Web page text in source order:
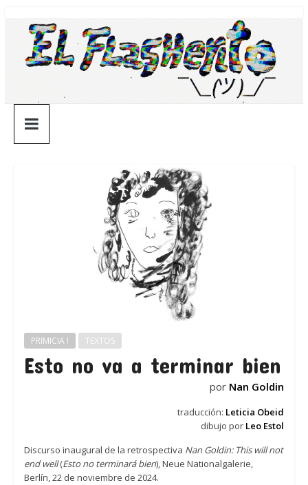
contenido
¯\_(ツ)_/
¯
PRIMICIA ! TEXTOS
Esto no va a terminar bien
por Nan Goldin
traducción: Leticia Obeid
dibujo por Leo Estol
Discurso inaugural de la retrospectiva Nan Goldin: This will not
end well(Esto no terminará bien), Neue Nationalgalerie,
Berlín, 22 de noviembre de 2024.